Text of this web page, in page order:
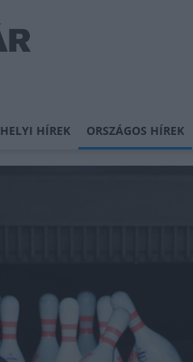
HELYI HÍREK ORSZÁGOS HÍREK